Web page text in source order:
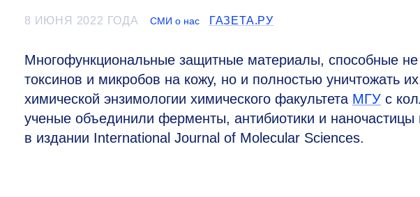
8 ИЮНЯ 2022 ГОДА СМИ о нас ГАЗЕТА.РУ
Многофункциональные защитные материалы, способные
токсинов и микробов на кожу, но и полностью уничтожать
химической энзимологии химического факультета МГУ с
ученые объединили ферменты, антибиотики и наночастицы
в издании International Journal of Molecular Sciences.